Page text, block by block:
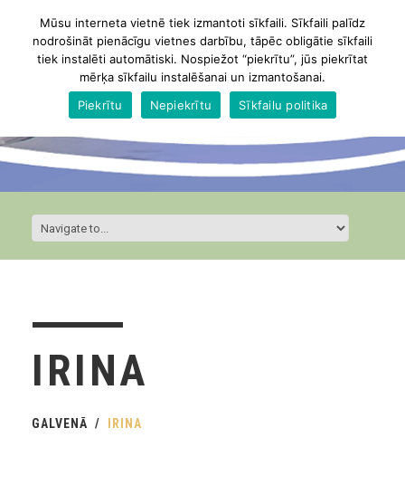
IRINA
GALVENĀ IRINA
Mūsu interneta vietnē tiek izmantoti sīkfaili. Sīkfaili palīdz
nodrošināt pienācīgu vietnes darbību, tāpēc obligātie sīkfaili
tiek instalēti automātiski. Nospiežot “piekrītu”, jūs piekrītat
mērķa sīkfailu instalēšanai un izmantošanai.
Piekrītu
Nepiekrītu Sīkfailu politika